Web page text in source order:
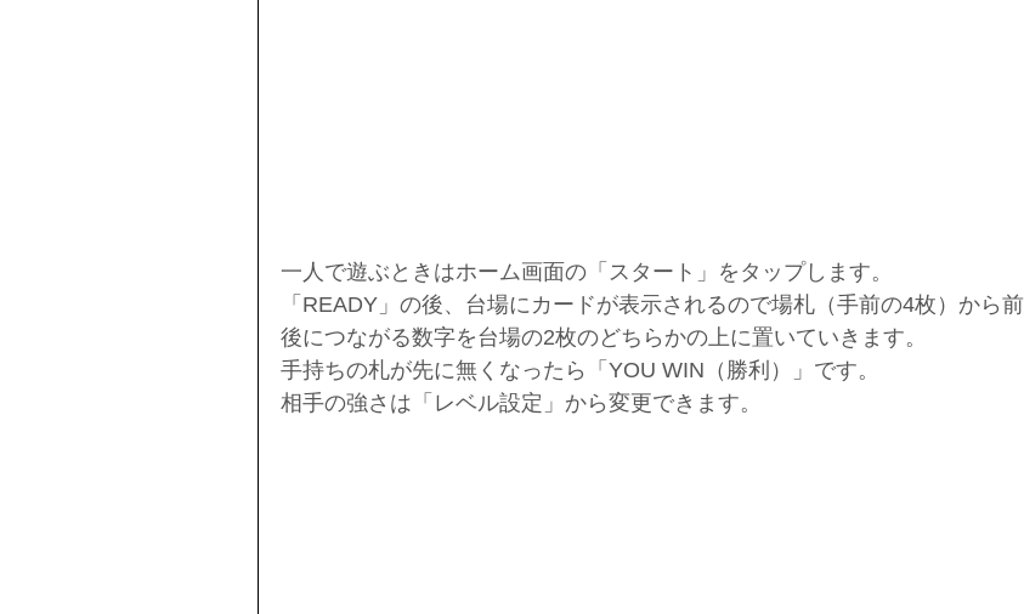
一人で遊ぶときはホーム画面の「スタート」をタップします。
「READY」の後、台場にカードが表示されるので場札（手前の4枚）から前
後につながる数字を台場の2枚のどちらかの上に置いていきます。
手持ちの札が先に無くなったら「YOU WIN（勝利）」です。
相手の強さは「レベル設定」から変更できます。